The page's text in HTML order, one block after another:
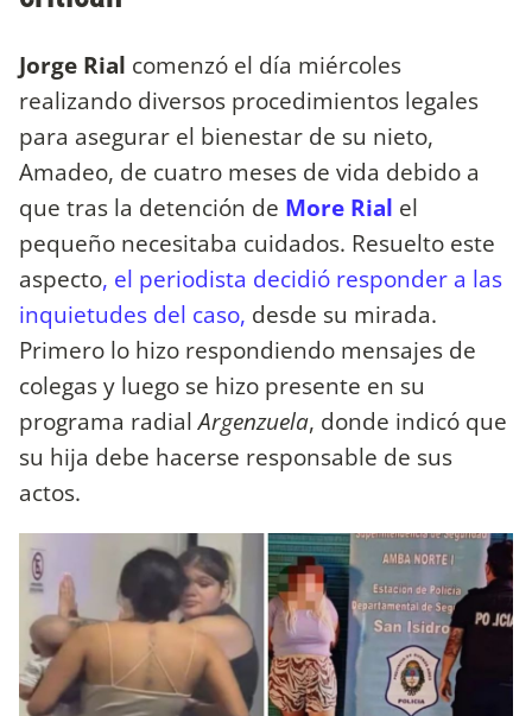
Jorge Rial comenzó el día miércoles
realizando diversos procedimientos legales
para asegurar el bienestar de su nieto,
Amadeo, de cuatro meses de vida debido a
que tras la detención de More Rial el
pequeño necesitaba cuidados. Resuelto este
aspecto, el periodista decidió responder a las
inquietudes del caso, desde su mirada.
Primero lo hizo respondiendo mensajes de
colegas y luego se hizo presente en su
programa radialArgenzuela, donde indicó que
su hija debe hacerse responsable de sus
actos.